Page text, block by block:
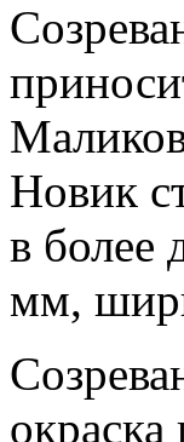
Новик
в более
мм,